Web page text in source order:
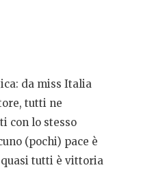
da miss Italia
tutti ne
con lo stesso
(pochi) pace è
tutti è vittoria